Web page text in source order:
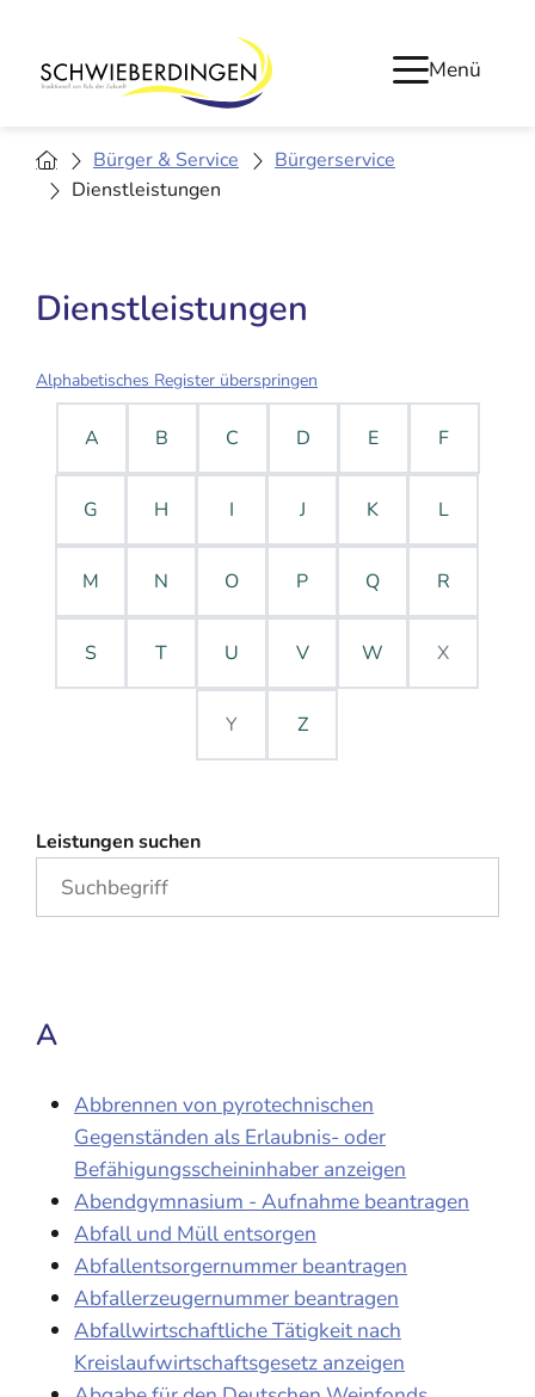
Menü
Bürger & Service
Bürgerservice
Dienstleistungen
Dienstleistungen
Alphabetisches Register überspringen
A B C D E F
G H I J K L
M N O P Q R
S T U V W X
Y Z
Leistungen suchen
A
Abbrennen von pyrotechnischen
Gegenständen als Erlaubnis- oder
Befähigungsscheininhaber anzeigen
Abendgymnasium - Aufnahme beantragen
Abfall und Müll entsorgen
Abfallentsorgernummer beantragen
Abfallerzeugernummer beantragen
Abfallwirtschaftliche Tätigkeit nach
Kreislaufwirtschaftsgesetz anzeigen